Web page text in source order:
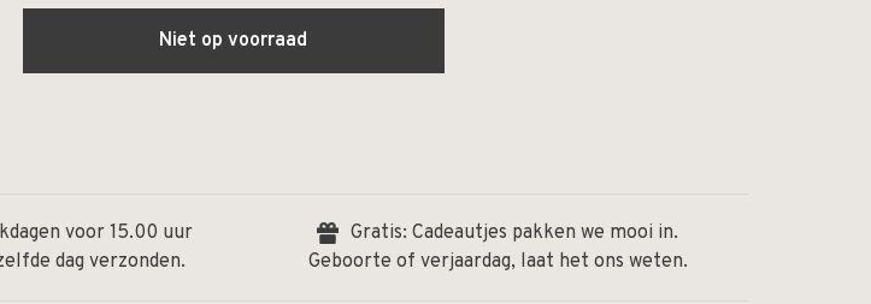
Niet op voorraad
voor 15.00 uur
dag verzonden.
Gratis: Cadeautjes pakken we mooi in.
Geboorte of verjaardag, laat het ons weten.